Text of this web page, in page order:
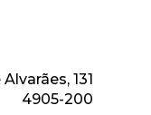
131
4905-200